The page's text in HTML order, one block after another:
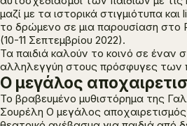
μαζί με τα ιστορικά στιγμιότυπα
το δρώμενο σε μια παρουσίαση στο
(10-11 Σεπτεμβρίου 2022).
Τα παιδιά καλούν το κοινό σε έναν
αλληλεγγύη στους πρόσφυγες των
Ο μεγάλος
Το βραβευμένο μυθιστόρημα της
Σουρέλη Ο μεγάλος αποχαιρετισμός